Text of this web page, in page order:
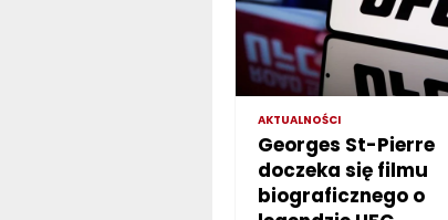
AKTUALNOŚCI
Georges St-Pierre
doczeka się filmu
biograficznego o